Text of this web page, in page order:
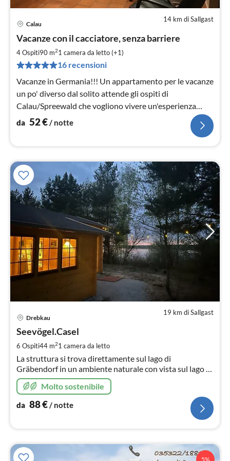
14 km di Sallgast
Calau
Vacanze con il cacciatore, senza barriere
4 Ospiti90 m21 camera da letto (+1)
16 recensioni
Vacanze in Germania!!! Un appartamento per le vacanze
un po' diverso dal solito attende gli ospiti di
Calau/Spreewald che vogliono vivere un'esperienza
speciale durante la loro vacanza.
da 52€/ notte
19 km di Sallgast
Drebkau
Seevögel.Casel
6 Ospiti44 m21 camera da letto
La struttura si trova direttamente sul lago di
Gräbendorf in un ambiente naturale con vista sul lago e
sull'isola della riserva ornitologica. con 40m², spazio per
6 persone con 2 camere
Molto sostenibile
da 88€/ notte
5%